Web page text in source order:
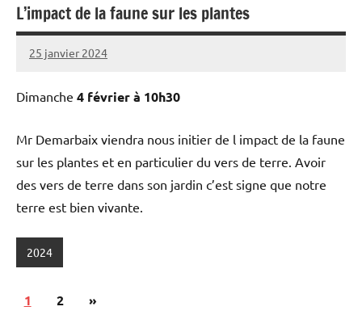
L’impact de la faune sur les plantes
25 janvier 2024
admin
Dimanche 4 février à 10h30
Mr Demarbaix viendra nous initier de l impact de la faune
sur les plantes et en particulier du vers de terre. Avoir
des vers de terre dans son jardin c’est signe que notre
terre est bien vivante.
2024
Pagination
1 2
Articles
»